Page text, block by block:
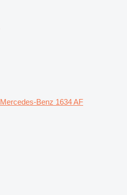
Mercedes-Benz 1634 AF